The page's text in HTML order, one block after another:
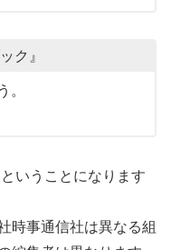
ク』
。
いうことになります
時事通信社は異なる組